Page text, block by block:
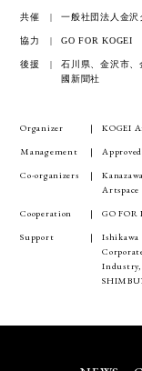
共催 一般社団法人金沢
協力 GO FOR KOGEI
後援
石川県、金沢市
國新聞社
Organizer
KOGEI
Management
Co-organizers
Cooperation
GO FOR
Support
Ishikawa